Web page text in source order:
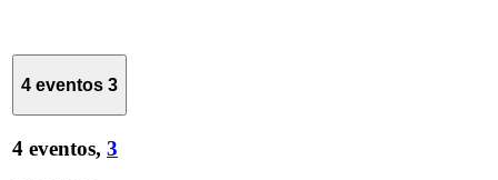
4 eventos 3
4 eventos, 3